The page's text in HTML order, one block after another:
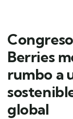
Berries
rumbo a
global